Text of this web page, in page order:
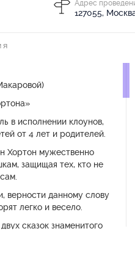
Адрес
127055,
в исполнении клоунов,
от 4 лет и родителей.
Хортон мужественно
защищая тех, кто не
верности данному слову
легко и весело.
сказок знаменитого